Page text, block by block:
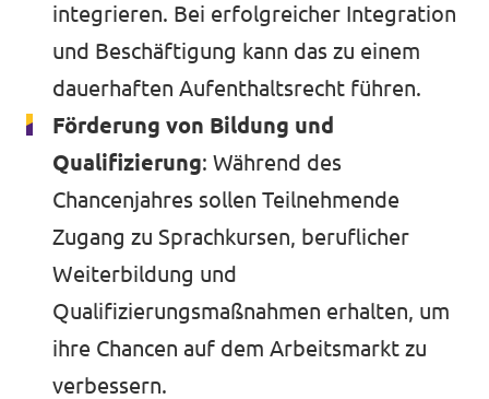
integrieren. Bei erfolgreicher Integration
und Beschäftigung kann das zu einem
dauerhaften Aufenthaltsrecht führen.
Förderung von Bildung und
Qualifizierung: Während des
Chancenjahres sollen Teilnehmende
Zugang zu Sprachkursen, beruflicher
Weiterbildung und
Qualifizierungsmaßnahmen erhalten, um
ihre Chancen auf dem Arbeitsmarkt zu
verbessern.